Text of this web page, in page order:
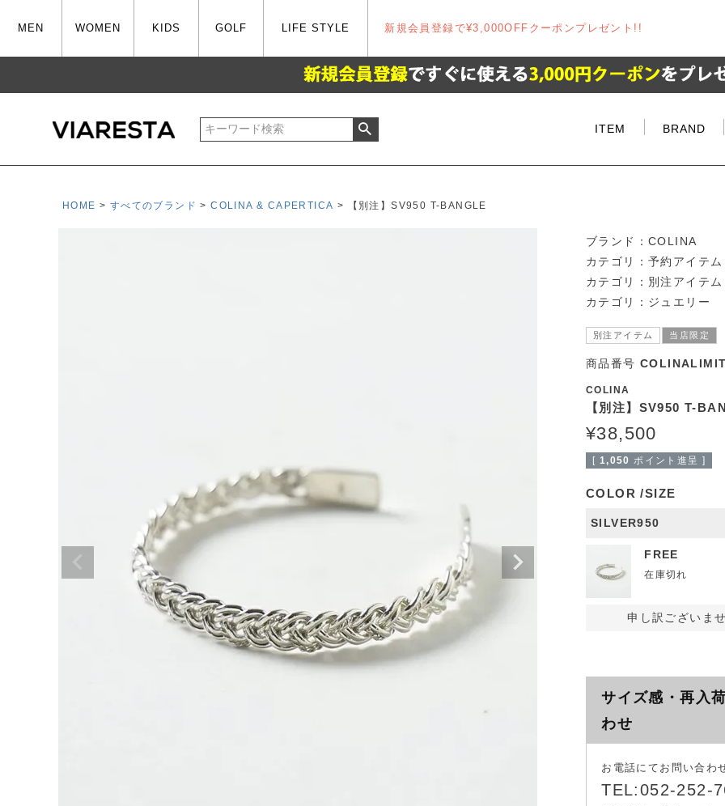
MEN WOMEN KIDS GOLF LIFE STYLE 新規会員登録で¥3,000OFFクーポンプレゼント!!
ITEM BRAND
HOME すべてのブランド COLINA & CAPERTICA 【別注】SV950 T-BANGLE
ブランド： COLINA
カテゴリ： 予約アイテム
カテゴリ： 別注アイテム
カテゴリ： ジュエリー
別注アイテム 当店限定
商品番号
COLINA
【別注】SV950 T-
¥38,500
[ 1,050 ポイント進呈 ]
COLOR SIZE
SILVER950
FREE
在庫切れ
申し訳ございま
サイズ感・再入
わせ
お電話にてお問い合わ
TEL:052-252-